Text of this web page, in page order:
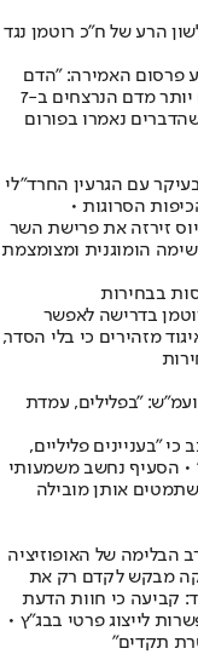
הרע של ח"כ רוטמן נגד
תבע את כתב חדשות 12 על רקע פרסום האמירה: "הדם
של האחים הלל ויגל יניב שנרצחו בחווארה אדום יותר מדם הנרצחים ב-7
נאמרו בפורום
עם הגרעין החרד"לי
הסרוגות •
זירזה את פרישת השר
הומוגנית ומצומצמת
בבחירות
בדרישה לאפשר
מזהירים כי בלי הסדר,
"בפלילים, עמדת
"בעניינים פליליים,
הסעיף נחשב משמעותי
אותן מובילה
הבלימה של האופוזיציה
מבקש לקדם רק את
קביעה כי חוות הדעת
לייצוג פרטי בבג"ץ •
תקדים"